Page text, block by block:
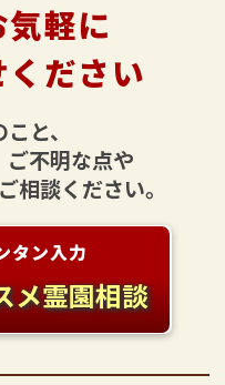
軽に
ださい
と、
ご不明な点や
相談ください。
タン入力
メ霊園相談